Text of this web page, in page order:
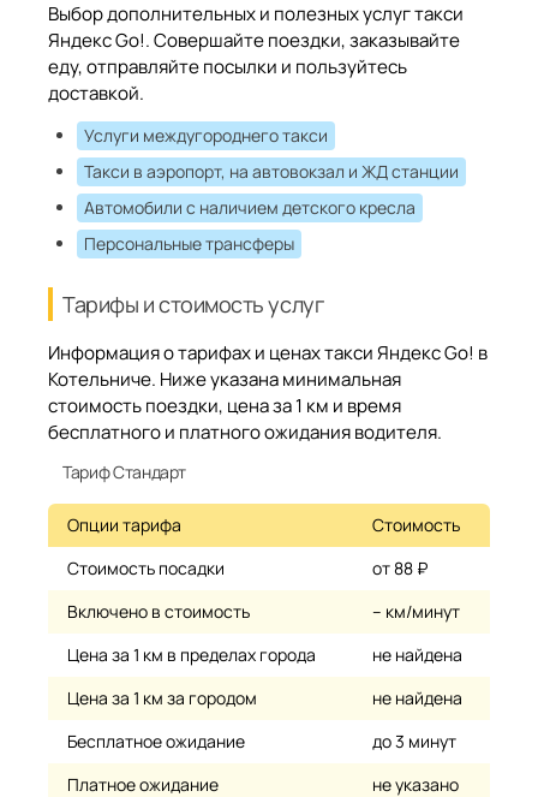
Выбор дополнительных и полезных услуг такси
Яндекс Go!. Совершайте поездки, заказывайте
еду, отправляйте посылки и пользуйтесь
доставкой.
Услуги междугороднего такси
Такси в аэропорт, на автовокзал и ЖД станции
Автомобили с наличием детского кресла
Персональные трансферы
Тарифы и стоимость услуг
Информация о тарифах и ценах такси Яндекс Go! в
Котельниче. Ниже указана минимальная
стоимость поездки, цена за 1 км и время
бесплатного и платного ожидания водителя.
Тариф Стандарт
Опции тарифа
Стоимость
Стоимость посадки
от 88 ₽
Включено в стоимость
– км/минут
Цена за 1 км в пределах города
не найдена
Цена за 1 км за городом
не найдена
Бесплатное ожидание
до 3 минут
Платное ожидание
не указано